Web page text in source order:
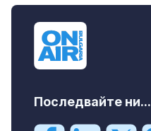
Последвайте ни...